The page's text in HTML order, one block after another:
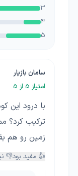
3
4
5
سامان بازیار
امتیاز 5 از 5
با درود این
ترکیب کرد؟
زمین رو هم
👍 مفید بود👎